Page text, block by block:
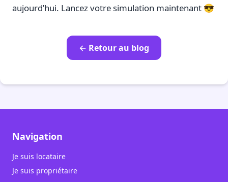
aujourd’hui. Lancez votre simulation maintenant 😎
← Retour au blog
Navigation
Je suis locataire
Je suis propriétaire